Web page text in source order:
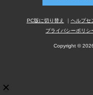
PC版に切り替え ヘルプセ
プライバシーポリシ
Copyright ©